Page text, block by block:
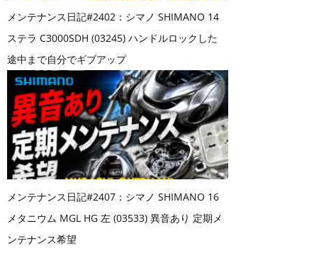
メンテナンス日記#2402：シマノ SHIMANO 14
ステラ C3000SDH (03245) ハンドルロックした
途中まで自分でギブアップ
メンテナンス日記#2407：シマノ SHIMANO 16
メタニウム MGL HG 左 (03533) 異音あり 定期メ
ンテナンス希望